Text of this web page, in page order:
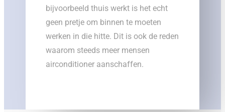
bijvoorbeeld thuis werkt is het echt
geen pretje om binnen te moeten
werken in die hitte. Dit is ook de reden
waarom steeds meer mensen
airconditioner aanschaffen.